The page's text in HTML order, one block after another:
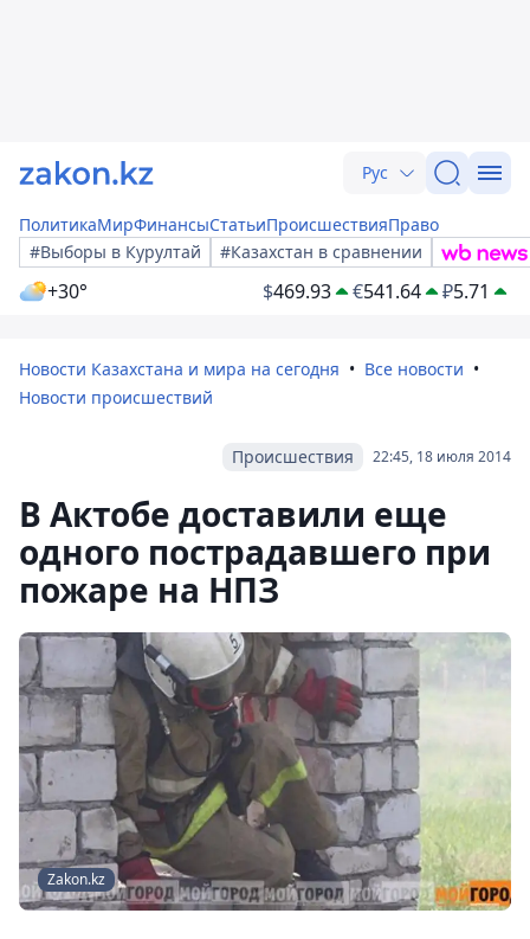
Рус
ПолитикаМирФинансыСтатьиПроисшествияПраво
#Выборы в Курултай
#Казахстан в сравнении
+30° $469.93 €541.64 ₽5.71
Новости Казахстана и мира на сегодня
Все новости
Новости происшествий
22:45, 18 июля 2014
Происшествия
В Актобе доставили еще
одного пострадавшего при
пожаре на НПЗ
Zakon.kz